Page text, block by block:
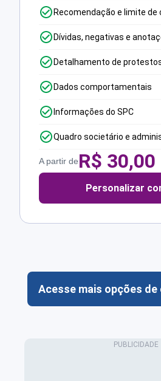
Recomendação e limite de
Dívidas, negativas e
Detalhamento de
Dados comportamentais
Informações do SPC
Quadro societário e
A partir deR$ 30,00
Personalizar
Acesse mais opções de